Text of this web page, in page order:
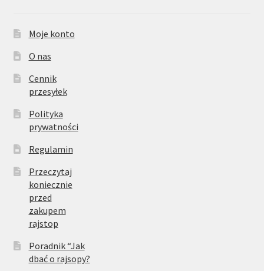
Moje konto
O nas
Cennik
przesyłek
Polityka
prywatności
Regulamin
Przeczytaj
koniecznie
przed
zakupem
rajstop
Poradnik “Jak
dbać o rajsopy?